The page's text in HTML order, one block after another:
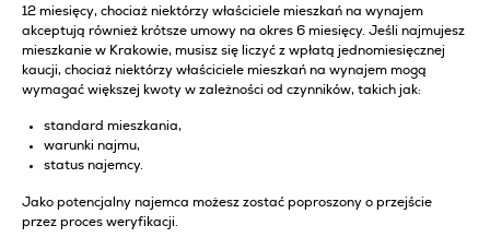
12 miesięcy, chociaż niektórzy właściciele mieszkań na wynajem
akceptują również krótsze umowy na okres 6 miesięcy. Jeśli najmujesz
mieszkanie w Krakowie, musisz się liczyć z wpłatą jednomiesięcznej
kaucji, chociaż niektórzy właściciele mieszkań na wynajem mogą
wymagać większej kwoty w zależności od czynników, takich jak:
standard mieszkania,
warunki najmu,
status najemcy.
Jako potencjalny najemca możesz zostać poproszony o przejście
przez proces weryfikacji.